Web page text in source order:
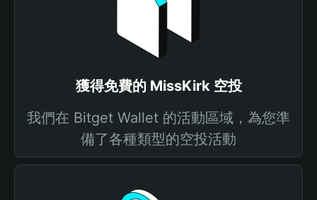
獲得免費的 MissKirk 空投
我們在 Bitget Wallet 的活動區域，為您準
備了各種類型的空投活動